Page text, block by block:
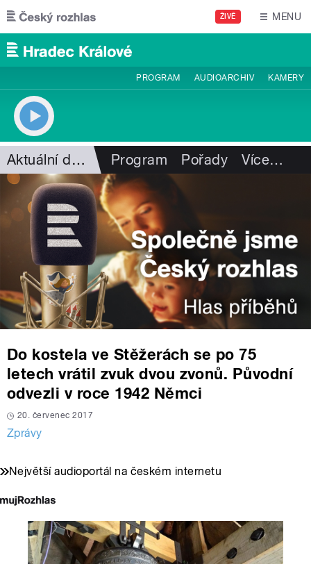
Přejít k hlavnímu obsahu
ŽIVĚ MENU
PROGRAM AUDIOARCHIV KAMERY
Aktuální dění Program Pořady Více…
Do kostela ve Stěžerách se po 75
letech vrátil zvuk dvou zvonů. Původní
odvezli v roce 1942 Němci
20. červenec 2017
Zprávy
Největší audioportál na českém internetu